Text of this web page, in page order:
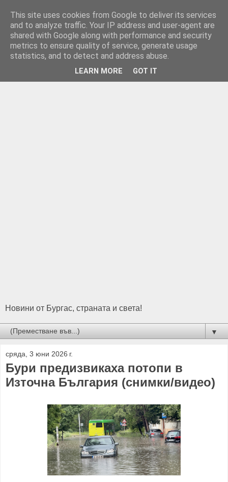
Новини от Бургас, страната и света!
▼
сряда, 3 юни 2026 г.
Бури предизвикаха потопи в
Източна България (снимки/видео)
This site uses cookies from Google to deliver its services
and to analyze traffic. Your IP address and user-agent are
shared with Google along with performance and security
metrics to ensure quality of service, generate usage
statistics, and to detect and address abuse.
LEARN MORE GOT IT